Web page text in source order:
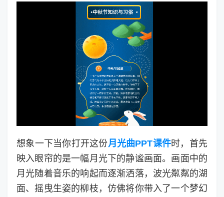
想象一下当你打开这份月光曲PPT课件时，首先
映入眼帘的是一幅月光下的静谧画面。画面中的
月光随着音乐的响起而逐渐洒落，波光粼粼的湖
面、摇曳生姿的柳枝，仿佛将你带入了一个梦幻